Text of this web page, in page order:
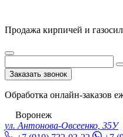
Продажа кирпичей и
Заказать звонок
Обработка онлайн-заказов
Воронеж
ул. Антонова-Овсеенко, 35У